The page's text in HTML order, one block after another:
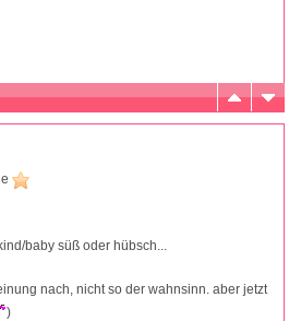
baby süß oder hübsch...
nach, nicht so der wahnsinn. aber jetzt
)